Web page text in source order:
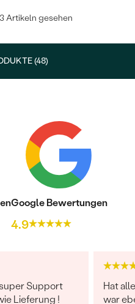
Artikeln gesehen
(48)
Google Bewertungen
4.9
Support
Lieferung !
Hat
war